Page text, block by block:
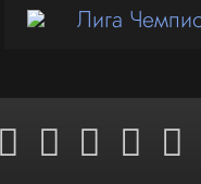
Лига